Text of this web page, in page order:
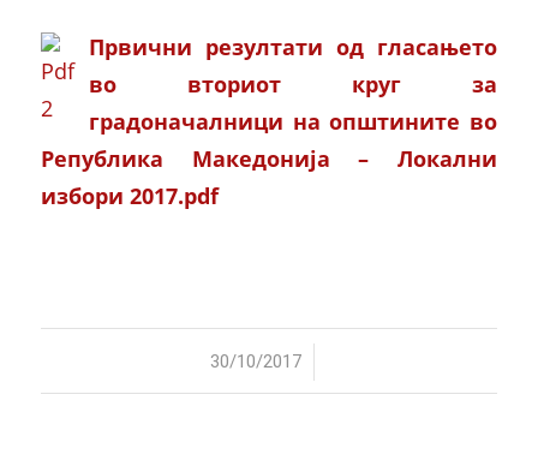
Првични резултати од гласањето
во вториот круг за
градоначалници на општините во
Република Македонија – Локални
избори 2017.pdf
30/10/2017
/